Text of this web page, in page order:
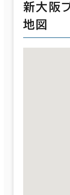
新大阪
地図